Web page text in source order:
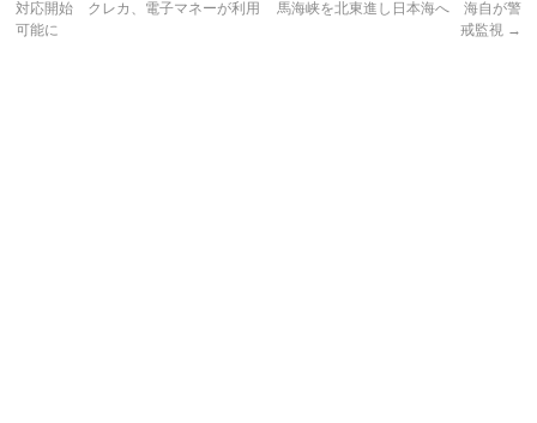
対応開始 クレカ、電子マネーが利用
可能に
馬海峡を北東進し日本海へ 海自が警
戒監視 →